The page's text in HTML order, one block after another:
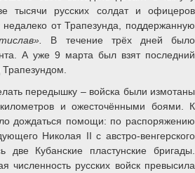
тысячи русских солдат и офицеров
от Трапезунда, поддержанную
В течение трёх дней было
А уже 9 марта был взят последний
передышку – войска были измотаны
и ожесточёнными боями. К
дождаться помощи: по распоряжению
Николая II с австро-венгерского
две Кубанские пластунские бригады.
численность русских войск превысила